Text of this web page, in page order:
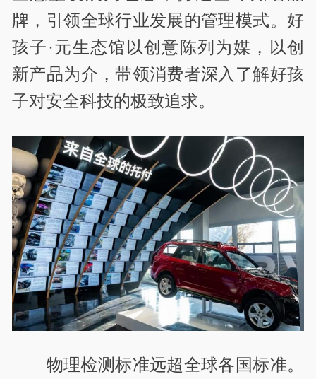
牌，引领全球行业发展的管理模式。好
孩子·元生态馆以创意陈列为媒，以创
新产品为介，带领消费者深入了解好孩
子对安全科技的极致追求。
物理检测标准远超全球各国标准。